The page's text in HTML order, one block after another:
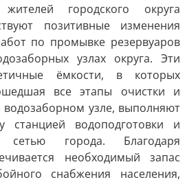
городского округа
позитивные изменения
по промывке резервуаров
узлах округа. Эти
ёмкости, в которых
все этапы очистки и
водозаборном узле, выполняют
станцией водоподготовки и
сетью города. Благодаря
необходимый запас
снабжения населения,